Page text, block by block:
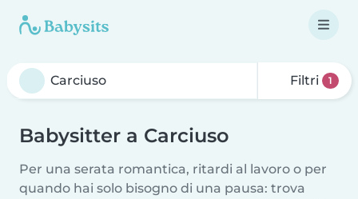
Filtri 1
Babysitter a Carciuso
Per una serata romantica, ritardi al lavoro o per
quando hai solo bisogno di una pausa: trova